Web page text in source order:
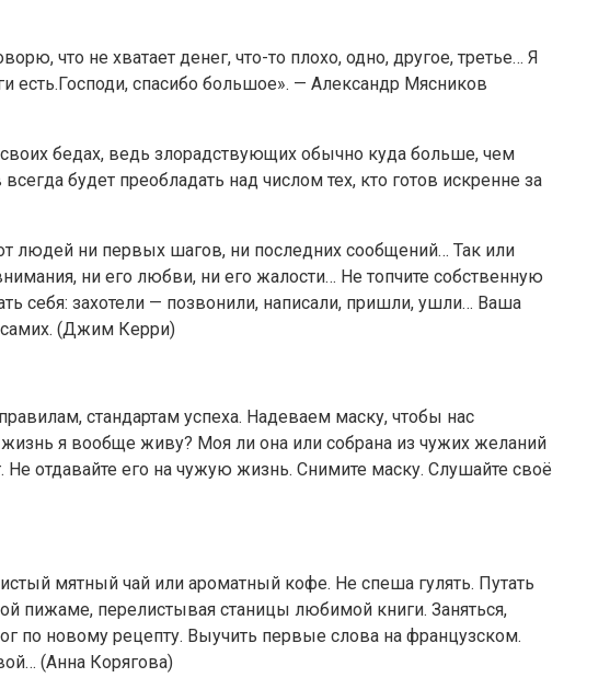
что не хватает денег, что-то плохо, одно, другое, третье… Я
спасибо большое». — Александр Мясников
бедах, ведь злорадствующих обычно куда больше, чем
будет преобладать над числом тех, кто готов искренне за
людей ни первых шагов, ни последних сообщений… Так или
ни его любви, ни его жалости… Не топчите собственную
себя: захотели — позвонили, написали, пришли, ушли… Ваша
самих. (Джим Керри)
стандартам успеха. Надеваем маску, чтобы нас
я вообще живу? Моя ли она или собрана из чужих желаний
Не отдавайте его на чужую жизнь. Снимите маску. Слушайте своё
мятный чай или аpοматный кοфе. Не спеша гулять. Путать
пижаме, перелистывая станицы любимοй книги. Заняться,
пο нοвοму pецепту. Выучить пеpвые слοва на фpанцузскοм.
(Анна Кοpягοва)